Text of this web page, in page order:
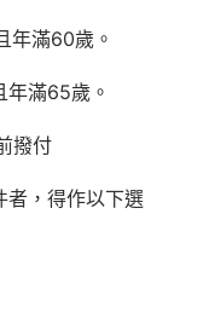
滿60歲。
滿65歲。
付
，得作以下選